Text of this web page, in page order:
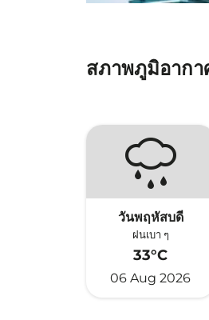
สภาพภูมิอากา
วันพฤหัสบดี
ฝนเบา ๆ
33°C
06 Aug 2026